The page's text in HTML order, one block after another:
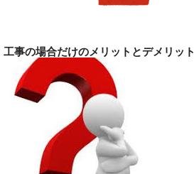
工事の場合だけのメリットとデメリット